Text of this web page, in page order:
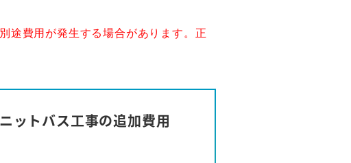
途費用が発生する場合があります。正
ットバス工事の追加費用